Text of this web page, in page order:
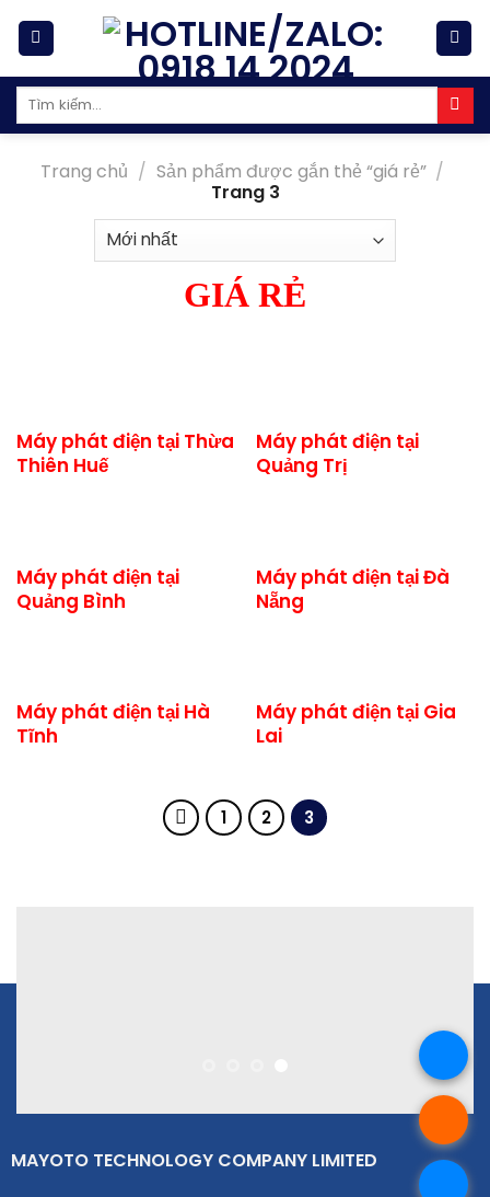
Tìm
kiếm:
Trang chủ / Sản phẩm được gắn thẻ “giá rẻ” /
Trang 3
GIÁ RẺ
Máy phát điện tại Thừa
Thiên Huế
Máy phát điện tại
Quảng Trị
Máy phát điện tại
Quảng Bình
Máy phát điện tại Đà
Nẵng
Máy phát điện tại Hà
Tĩnh
Máy phát điện tại Gia
Lai
1 2 3
MAYOTO TECHNOLOGY COMPANY LIMITED